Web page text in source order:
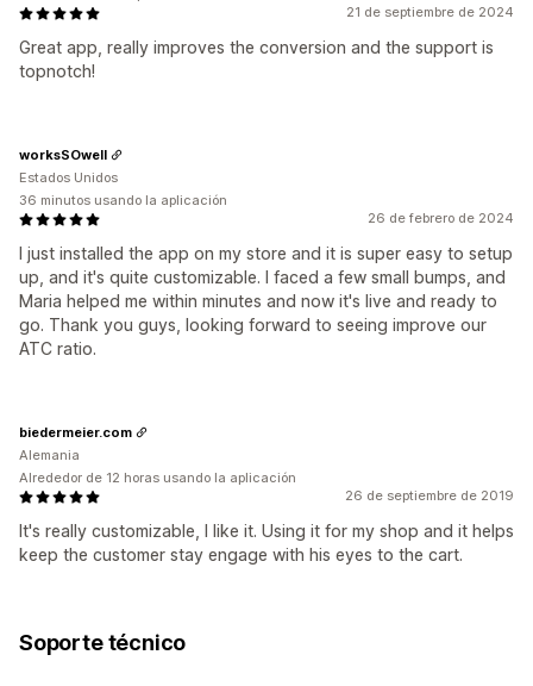
21 de septiembre de 2024
Great app, really improves the conversion and the support is
topnotch!
26 de febrero de 2024
I just installed the app on my store and it is super easy to setup
up, and it's quite customizable. I faced a few small bumps, and
Maria helped me within minutes and now it's live and ready to
go. Thank you guys, looking forward to seeing improve our
ATC ratio.
worksSOwell
Estados Unidos
36 minutos usando la aplicación
26 de septiembre de 2019
It's really customizable, I like it. Using it for my shop and it helps
keep the customer stay engage with his eyes to the cart.
biedermeier.com
Alemania
Alrededor de 12 horas usando la aplicación
Soporte técnico